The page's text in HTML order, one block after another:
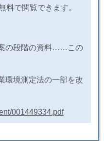
料で閲覧できます。
案の段階の資料……この
環境測定法の一部を改
001449334.pdf